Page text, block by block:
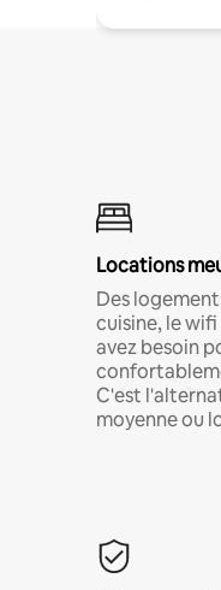
Locations
Des
cuisine, le
avez besoin
C'est
moyenne ou